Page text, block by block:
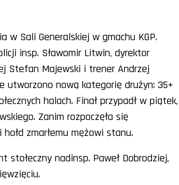
w Sali Generalskiej w gmachu KGP.
insp. Sławomir Litwin, dyrektor
Stefan Majewski i trener Andrzej
utworzono nową kategorię drużyn: 35+
halach. Finał przypadł w piątek,
Zanim rozpoczęła się
zmarłemu mężowi stanu.
stołeczny nadinsp. Paweł Dobrodziej,